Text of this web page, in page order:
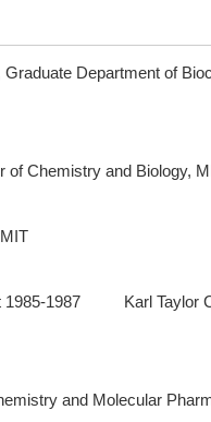
Department of
Chemistry and Biology,
1985-1987 Karl Taylor
and Molecular